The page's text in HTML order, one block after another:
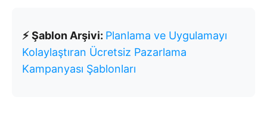
⚡ Şablon Arşivi: Planlama ve Uygulamayı
Kolaylaştıran Ücretsiz Pazarlama
Kampanyası Şablonları